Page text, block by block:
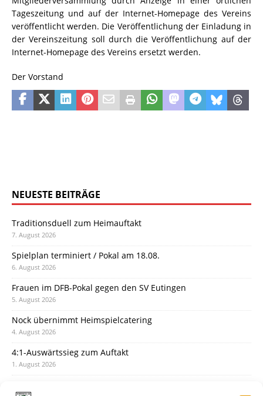
Tageszeitung und auf der Internet-Homepage des Vereins
veröffentlicht werden. Die Veröffentlichung der Einladung in
der Vereinszeitung soll durch die Veröffentlichung auf der
Internet-Homepage des Vereins ersetzt werden.
Der Vorstand
NEUESTE BEITRÄGE
Traditionsduell zum Heimauftakt
7. August 2026
Spielplan terminiert / Pokal am 18.08.
6. August 2026
Frauen im DFB-Pokal gegen den SV Eutingen
5. August 2026
Nock übernimmt Heimspielcatering
4. August 2026
4:1-Auswärtssieg zum Auftakt
1. August 2026